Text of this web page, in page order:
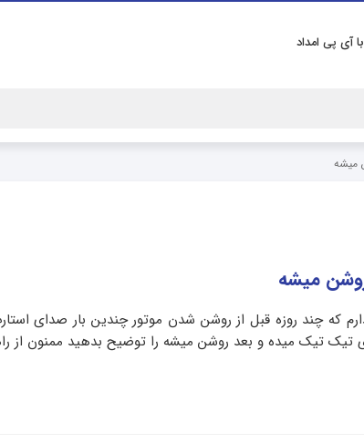
آی پی امداد
میشه
میشه
دارم که چند روزه قبل از روشن شدن موتور چندین بار صدای
تیک تیک میده و بعد روشن میشه را توضیح بدهید ممنون از